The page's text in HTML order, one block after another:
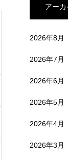
アー
2026年8月
2026年7月
2026年6月
2026年5月
2026年4月
2026年3月